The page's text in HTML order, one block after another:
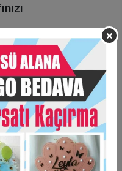
göndermeniz
yapılmaktadır.
ahşap dokusu